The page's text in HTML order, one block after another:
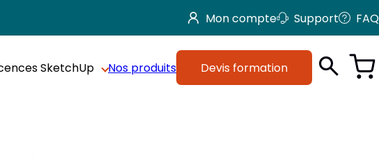
Mon compte Support FAQ
SketchUp Nos produits Devis formation